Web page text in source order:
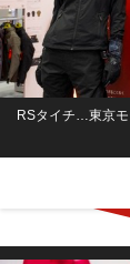
RSタイチ…東京モ